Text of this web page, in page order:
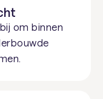
om binnen